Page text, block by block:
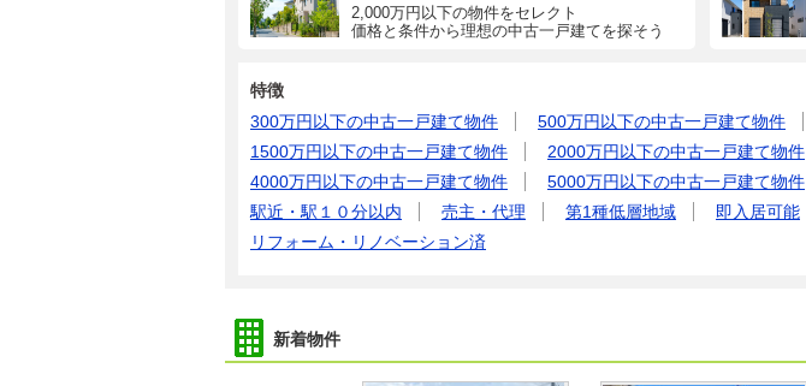
2,000万円以下の物件をセレクト
価格と条件から理想の中古一戸建てを探そう
特徴
300万円以下の中古一戸建て物件
500万円以下の中古一戸建て物件
1500万円以下の中古一戸建て物件
2000万円以下の中古一戸建て物件
4000万円以下の中古一戸建て物件
5000万円以下の中古一戸建て物件
駅近・駅１０分以内
売主・代理 第1種低層地域 即入居可能
リフォーム・リノベーション済
新着物件